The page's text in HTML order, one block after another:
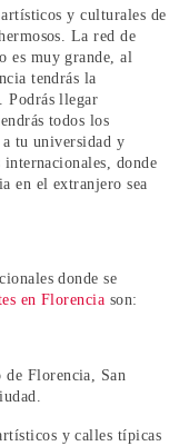
y culturales de
La red de
es muy grande, al
tendrás la
Podrás llegar
todos los
tu universidad y
donde
en el extranjero sea
donde se
en Florencia son:
Florencia, San
y calles típicas